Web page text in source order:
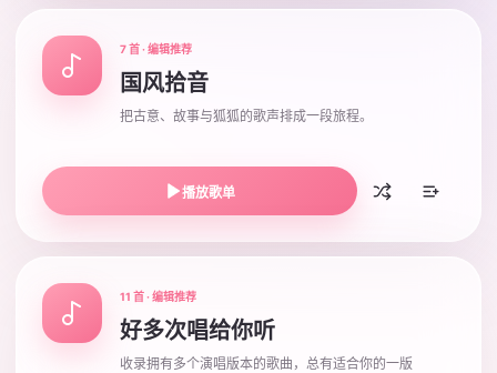
7 首 · 编辑推荐
国风拾音
把古意、故事与狐狐的歌声排成一段旅程。
播放歌单
11 首 · 编辑推荐
好多次唱给你听
收录拥有多个演唱版本的歌曲，总有适合你的一版